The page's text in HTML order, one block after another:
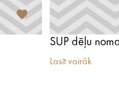
Lasīt vairāk